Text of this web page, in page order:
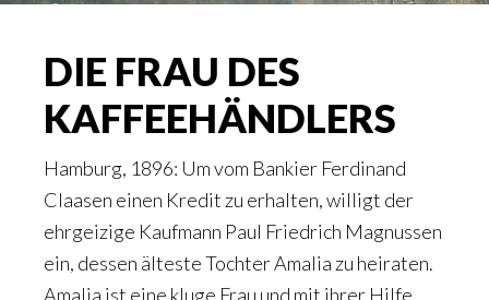
DIE FRAU DES
KAFFEEHÄNDLERS
Hamburg, 1896: Um vom Bankier Ferdinand
Claasen einen Kredit zu erhalten, willigt der
ehrgeizige Kaufmann Paul Friedrich Magnussen
ein, dessen älteste Tochter Amalia zu heiraten.
Amalia ist eine kluge Frau und mit ihrer Hilfe